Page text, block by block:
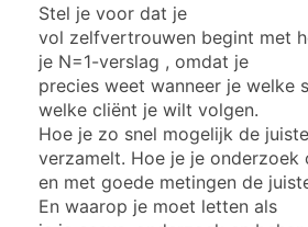
Stel je voor dat je
vol zelfvertrouwen begint met
je N=1-verslag , omdat je
precies weet wanneer je welke
welke cliënt je wilt volgen.
Hoe je zo snel mogelijk de
verzamelt. Hoe je je onderzoek
en met goede metingen de
En waarop je moet letten als